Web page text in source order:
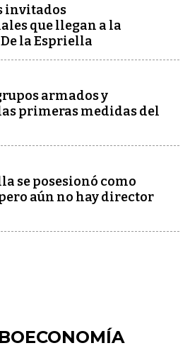
invitados
que llegan a la
la Espriella
armados y
primeras medidas del
se posesionó como
aún no hay director